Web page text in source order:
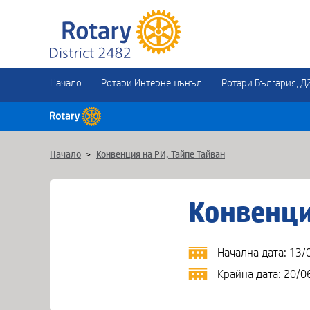
Начало Ротари Интернешънъл Ротари България,
Начало > Конвенция на РИ, Тайпе Тайван
Начална дата:
Крайна дата: 20/